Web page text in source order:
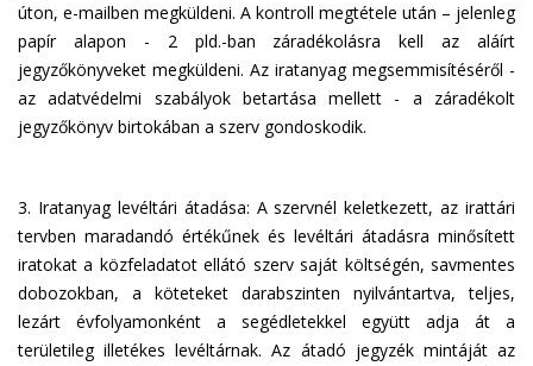
úton, e-mailben megküldeni. A kontroll megtétele után – jelenleg
papír alapon - 2 pld.-ban záradékolásra kell az aláírt
jegyzőkönyveket megküldeni. Az iratanyag megsemmisítéséről -
az adatvédelmi szabályok betartása mellett - a záradékolt
jegyzőkönyv birtokában a szerv gondoskodik.
3. Iratanyag levéltári átadása: A szervnél keletkezett, az irattári
tervben maradandó értékűnek és levéltári átadásra minősített
iratokat a közfeladatot ellátó szerv saját költségén, savmentes
dobozokban, a köteteket darabszinten nyilvántartva, teljes,
lezárt évfolyamonként a segédletekkel együtt adja át a
területileg illetékes levéltárnak. Az átadó jegyzék mintáját az